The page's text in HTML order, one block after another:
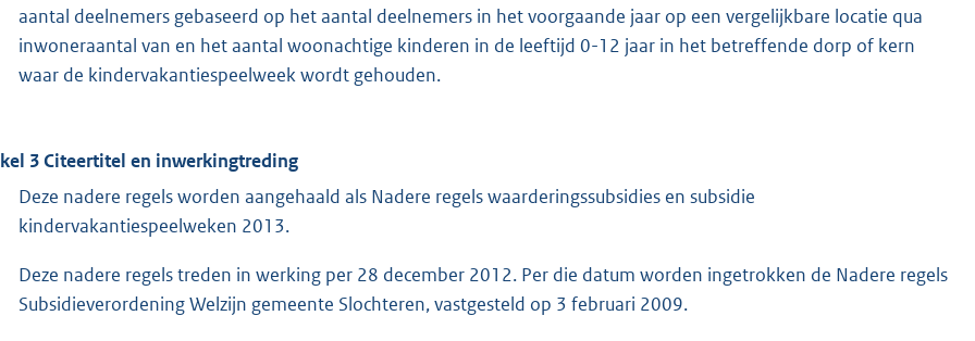
aantal deelnemers gebaseerd op het aantal deelnemers in het voorgaande jaar op een vergelijkbare locatie qua
inwoneraantal van en het aantal woonachtige kinderen in de leeftijd 0-12 jaar in het betreffende dorp of kern
waar de kindervakantiespeelweek wordt gehouden.
3 Citeertitel en inwerkingtreding
Deze nadere regels worden aangehaald als Nadere regels waarderingssubsidies en subsidie
kindervakantiespeelweken 2013.
Deze nadere regels treden in werking per 28 december 2012. Per die datum worden ingetrokken de Nadere regels
Subsidieverordening Welzijn gemeente Slochteren, vastgesteld op 3 februari 2009.